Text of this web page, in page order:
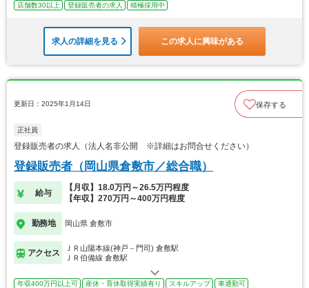
店舗数30以上
登録販売者の求人 積極採用中
求人の詳細を見る この求人に興味がある
更新日：2025年1月14日 保存する
正社員
登録販売者の求人（法人名非公開 ※詳細はお問合せください）
登録販売者（岡山県倉敷市／総合職）
給与
【月収】18.0万円～26.5万円程度
【年収】270万円～400万円程度
勤務地 岡山県 倉敷市
アクセス
ＪＲ山陽本線(神戸－門司) 倉敷駅
ＪＲ伯備線 倉敷駅
年収400万円以上可 産休・育休取得実績有り スキルアップ
車通勤可